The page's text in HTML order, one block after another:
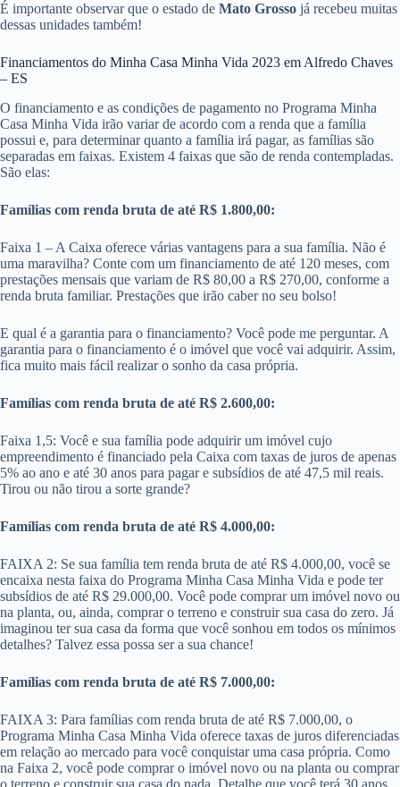
É importante observar que o estado de Mato Grosso já recebeu muitas
dessas unidades também!
Financiamentos do Minha Casa Minha Vida 2023 em Alfredo Chaves
– ES
O financiamento e as condições de pagamento no Programa Minha
Casa Minha Vida irão variar de acordo com a renda que a família
possui e, para determinar quanto a família irá pagar, as famílias são
separadas em faixas. Existem 4 faixas que são de renda contempladas.
São elas:
Famílias com renda bruta de até R$ 1.800,00:
Faixa 1 – A Caixa oferece várias vantagens para a sua família. Não é
uma maravilha? Conte com um financiamento de até 120 meses, com
prestações mensais que variam de R$ 80,00 a R$ 270,00, conforme a
renda bruta familiar. Prestações que irão caber no seu bolso!
E qual é a garantia para o financiamento? Você pode me perguntar. A
garantia para o financiamento é o imóvel que você vai adquirir. Assim,
fica muito mais fácil realizar o sonho da casa própria.
Famílias com renda bruta de até R$ 2.600,00:
Faixa 1,5: Você e sua família pode adquirir um imóvel cujo
empreendimento é financiado pela Caixa com taxas de juros de apenas
5% ao ano e até 30 anos para pagar e subsídios de até 47,5 mil reais.
Tirou ou não tirou a sorte grande?
Famílias com renda bruta de até R$ 4.000,00:
FAIXA 2: Se sua família tem renda bruta de até R$ 4.000,00, você se
encaixa nesta faixa do Programa Minha Casa Minha Vida e pode ter
subsídios de até R$ 29.000,00. Você pode comprar um imóvel novo ou
na planta, ou, ainda, comprar o terreno e construir sua casa do zero. Já
imaginou ter sua casa da forma que você sonhou em todos os mínimos
detalhes? Talvez essa possa ser a sua chance!
Famílias com renda bruta de até R$ 7.000,00:
FAIXA 3: Para famílias com renda bruta de até R$ 7.000,00​, o
Programa Minha Casa Minha Vida oferece taxas de juros diferenciadas
em relação ao mercado para você conquistar uma casa própria. Como
na Faixa 2, você pode comprar o imóvel novo ou na planta ou comprar
o terreno e construir sua casa do nada. Detalhe que você terá 30 anos